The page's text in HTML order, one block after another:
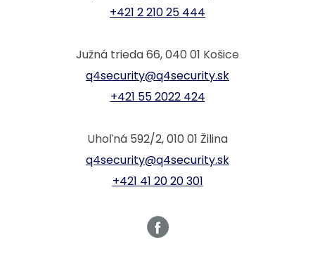
+421 2 210 25 444
Južná trieda 66, 040 01 Košice
q4security@q4security.sk
+421 55 2022 424
Uhoľná 592/2, 010 01 Žilina
q4security@q4security.sk
+421 41 20 20 301